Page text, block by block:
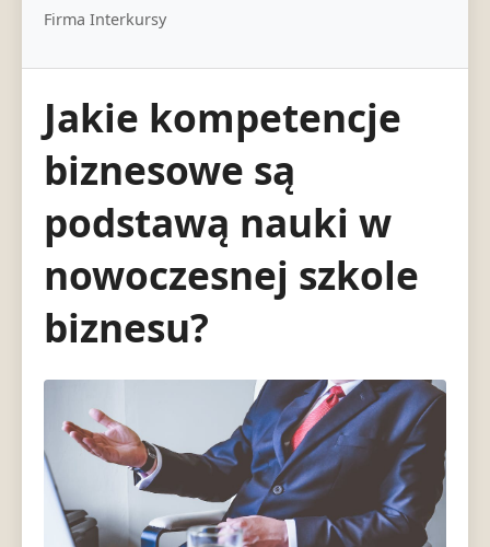
Firma Interkursy
Jakie kompetencje
biznesowe są
podstawą nauki w
nowoczesnej szkole
biznesu?